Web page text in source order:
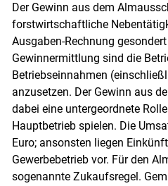
Der Gewinn aus dem
forstwirtschaftliche
Ausgaben-Rechnung
Gewinnermittlung sind die
Betriebseinnahmen
anzusetzen. Der Gewinn aus
dabei eine untergeordnete
Hauptbetrieb spielen. Die
Euro; ansonsten liegen
Gewerbebetrieb vor. Für den
sogenannte Zukaufsregel.